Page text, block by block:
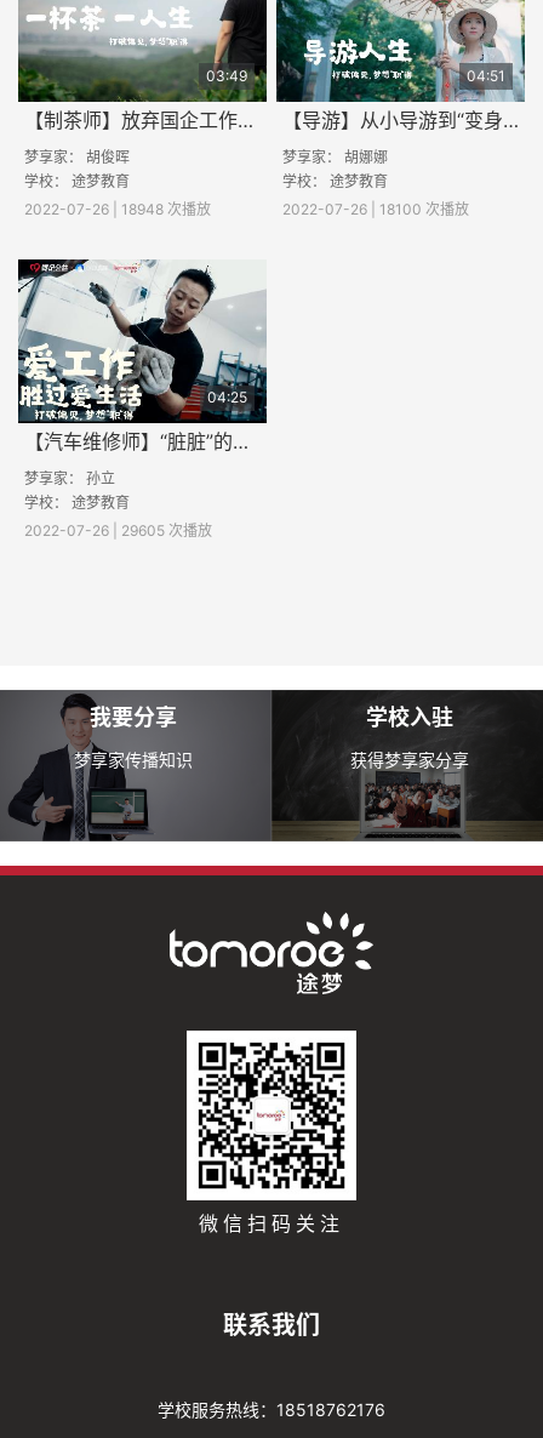
03:49
【制茶师】放弃国企工作，10年只为一杯茶！职校男生炒出“完美”龙井茶
梦享家： 胡俊晖
学校： 途梦教育
2022-07-26 | 18948 次播放
04:51
【导游】从小导游到“变身”CEO，东北职校女孩在江南的逆袭之路
梦享家： 胡娜娜
学校： 途梦教育
2022-07-26 | 18100 次播放
04:25
【汽车维修师】“脏脏”的职业也有大大的梦想！25岁汽修男孩专治汽车“疑难杂症”
梦享家： 孙立
学校： 途梦教育
2022-07-26 | 29605 次播放
我要分享
梦享家传播知识
学校入驻
获得梦享家分享
微信扫码关注
联系我们
学校服务热线：18518762176